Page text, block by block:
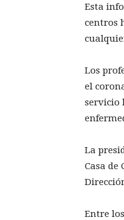
Esta
centros
Los
el
servicio
La
Casa de
Entre